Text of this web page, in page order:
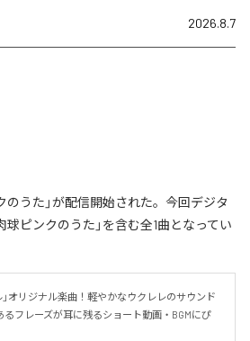
2026.8.7
のうた」が配信開始された。今回デジタ
球ピンクのうた」を含む全1曲となってい
オリジナル楽曲！軽やかなウクレレのサウンド
フレーズが耳に残るショート動画・BGMにぴ